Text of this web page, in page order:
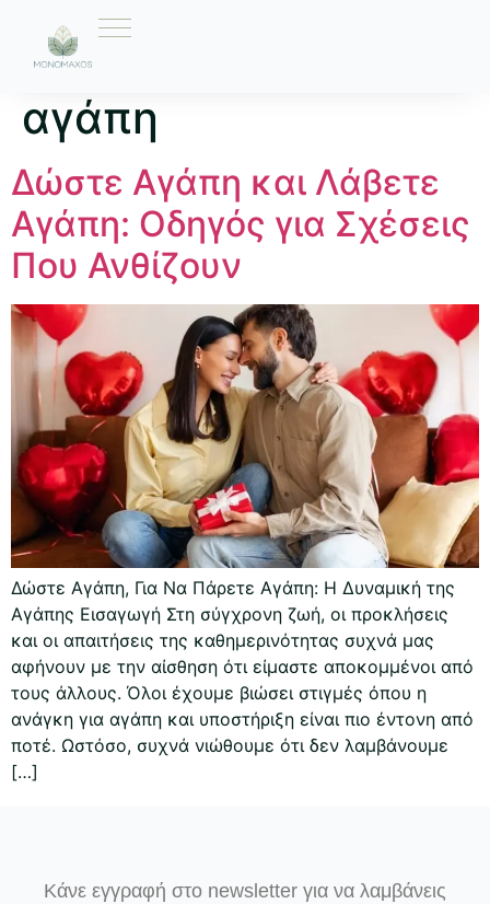
Ετικέτα:
αγάπη
Δώστε Αγάπη και Λάβετε
Αγάπη: Οδηγός για Σχέσεις
Που Ανθίζουν
Δώστε Αγάπη, Για Να Πάρετε Αγάπη: Η Δυναμική της
Αγάπης Εισαγωγή Στη σύγχρονη ζωή, οι προκλήσεις
και οι απαιτήσεις της καθημερινότητας συχνά μας
αφήνουν με την αίσθηση ότι είμαστε αποκομμένοι από
τους άλλους. Όλοι έχουμε βιώσει στιγμές όπου η
ανάγκη για αγάπη και υποστήριξη είναι πιο έντονη από
ποτέ. Ωστόσο, συχνά νιώθουμε ότι δεν λαμβάνουμε
[…]
Κάνε εγγραφή στο newsletter για να λαμβάνεις